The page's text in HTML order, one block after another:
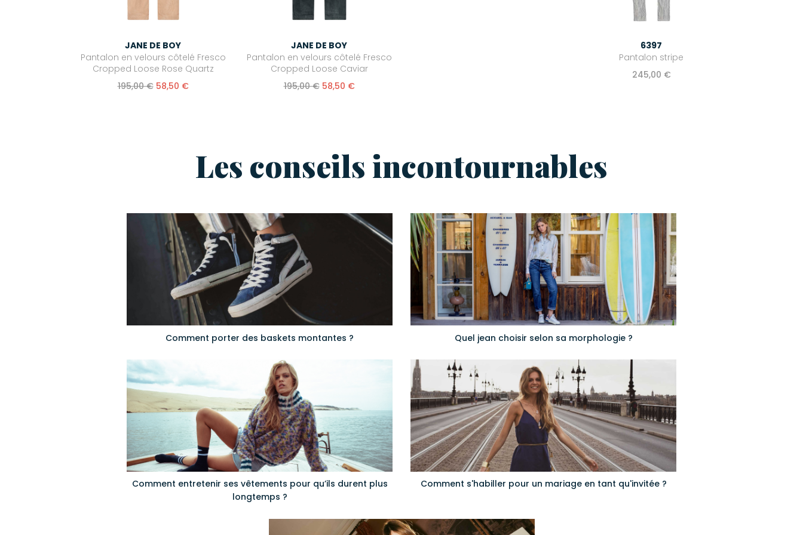
JANE DE BOY
Pantalon en velours côtelé Fresco
Cropped Loose Rose Quartz
195,00 € 58,50 €
JANE DE BOY
Pantalon en velours côtelé Fresco
Cropped Loose Caviar
195,00 € 58,50 €
6397
Pantalon stripe
245,00 €
Les conseils incontournables
Comment porter des baskets montantes ? Quel jean choisir selon sa morphologie ?
Comment entretenir ses vêtements pour qu’ils durent plus
longtemps ?
Comment s'habiller pour un mariage en tant qu'invitée ?